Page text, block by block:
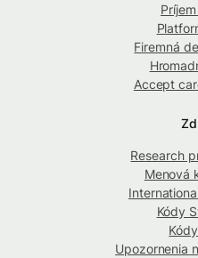
Firemná
Accept
Research
Menová
Kódy
Upozornenia